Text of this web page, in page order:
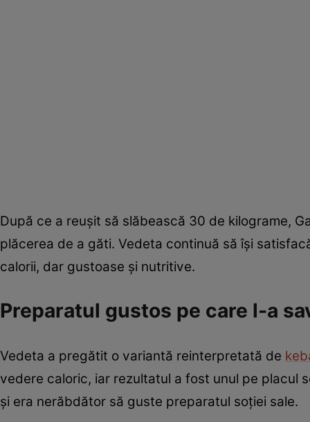
După ce a reușit să slăbească 30 de kilograme,
plăcerea de a găti. Vedeta continuă să își
calorii, dar gustoase și nutritive.
Preparatul gustos pe care l-a
Vedeta a pregătit o variantă reinterpretată de
vedere caloric, iar rezultatul a fost unul pe placul
și era nerăbdător să guste preparatul soției sale.